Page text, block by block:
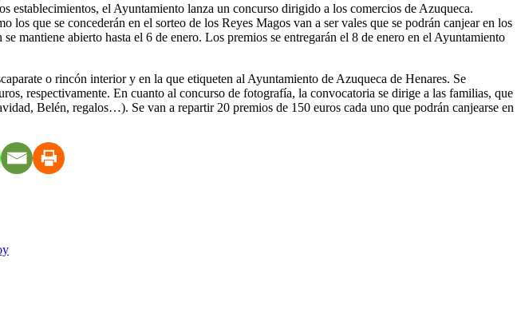
establecimientos, el Ayuntamiento lanza un concurso dirigido a los comercios de Azuqueca.
que se concederán en el sorteo de los Reyes Magos van a ser vales que se podrán canjear en los
mantiene abierto hasta el 6 de enero. Los premios se entregarán el 8 de enero en el Ayuntamiento
o rincón interior y en la que etiqueten al Ayuntamiento de Azuqueca de Henares. Se
respectivamente. En cuanto al concurso de fotografía, la convocatoria se dirige a las familias, que
Belén, regalos…). Se van a repartir 20 premios de 150 euros cada uno que podrán canjearse en